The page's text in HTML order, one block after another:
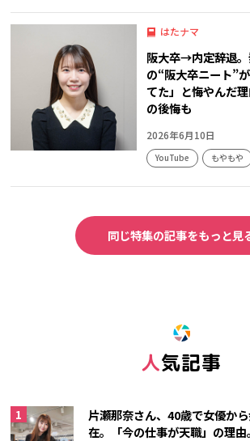
はたナマ
阪大卒→内定辞退
の“阪大卒ニート”
てた」と悔やんだ
の後悔も
2026年6月10日
YouTube もやもや
同じ特集の記事をもっと見
人気記事
片瀬那奈さん、40歳で女優か
在。「今の仕事が天職」の理由。